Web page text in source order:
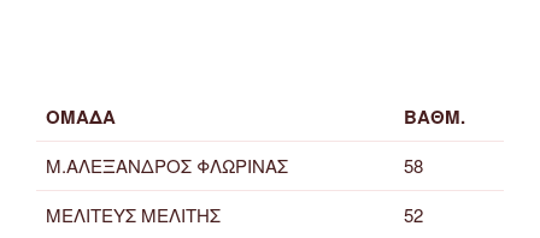
ΟΜΑΔΑ ΒΑΘΜ.
Μ.ΑΛΕΞΑΝΔΡΟΣ ΦΛΩΡΙΝΑΣ
58
ΜΕΛΙΤΕΥΣ ΜΕΛΙΤΗΣ
52